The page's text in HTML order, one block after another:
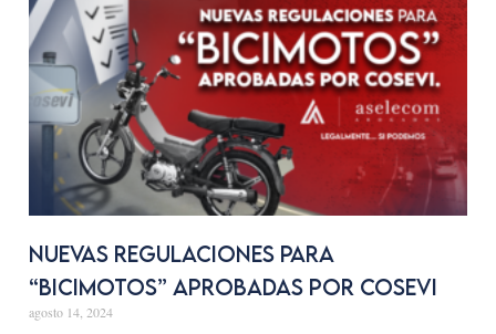
Nuevas Regulaciones para
“Bicimotos” aprobadas por COSEVI
agosto 14, 2024